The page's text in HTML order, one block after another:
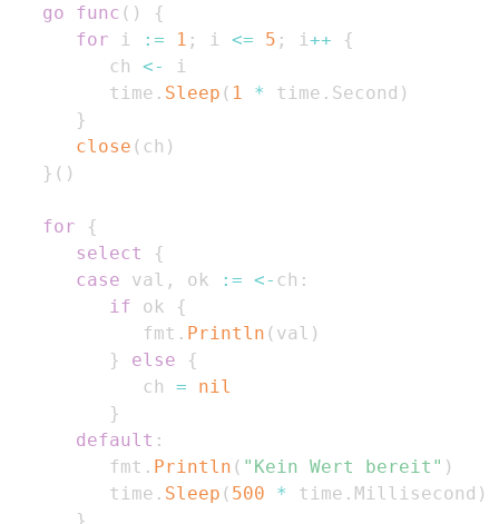
go func ( )
{
for i := 1 ; i <= 5 ; i ++
{
         ch
<-
         time
. Sleep ( 1 * time . Second )
}
close ( ch )
} ( )
for
{
select
{
case val , ok := <- ch :
if ok
{
            fmt
. Println ( val )
}
else
{
            ch
=
nil
}
default :
         fmt
. Println ( "Kein Wert bereit" )
         time
. Sleep ( 500 * time . Millisecond )